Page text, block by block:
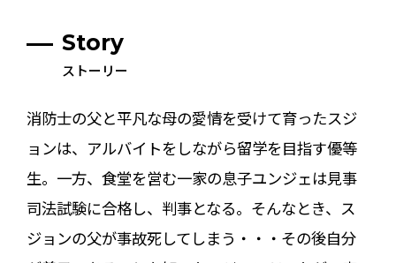
Story
ストーリー
消防士の父と平凡な母の愛情を受けて育ったスジ
ョンは、アルバイトをしながら留学を目指す優等
生。一方、食堂を営む一家の息子ユンジェは見事
司法試験に合格し、判事となる。そんなとき、ス
ジョンの父が事故死してしまう・・・その後自分